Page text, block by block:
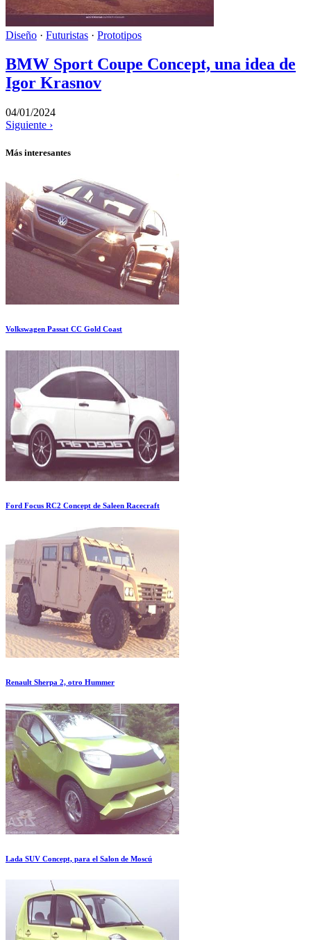
Diseño · Futuristas · Prototipos
BMW Sport Coupe Concept, una idea de
Igor Krasnov
04/01/2024
Siguiente ›
Más interesantes
Volkswagen Passat CC Gold Coast
Ford Focus RC2 Concept de Saleen Racecraft
Renault Sherpa 2, otro Hummer
Lada SUV Concept, para el Salon de Moscú